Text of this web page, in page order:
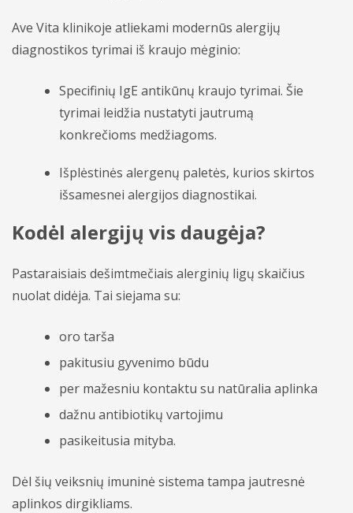
Ave Vita klinikoje atliekami modernūs alergijų
diagnostikos tyrimai iš kraujo mėginio:
Specifinių IgE antikūnų kraujo tyrimai. Šie
tyrimai leidžia nustatyti jautrumą
konkrečioms medžiagoms.
Išplėstinės alergenų paletės, kurios skirtos
išsamesnei alergijos diagnostikai.
Kodėl alergijų vis daugėja?
Pastaraisiais dešimtmečiais alerginių ligų skaičius
nuolat didėja. Tai siejama su:
oro tarša
pakitusiu gyvenimo būdu
per mažesniu kontaktu su natūralia aplinka
dažnu antibiotikų vartojimu
pasikeitusia mityba.
Dėl šių veiksnių imuninė sistema tampa jautresnė
aplinkos dirgikliams.